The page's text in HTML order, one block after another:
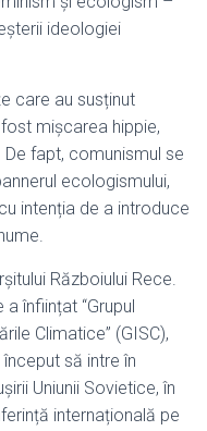
ideologiei
care au susținut
mișcarea hippie,
fapt, comunismul se
ecologismului,
intenția de a introduce
Războiului Rece.
înființat “Grupul
Climatice” (GISC),
să intre în
Uniunii Sovietice, în
internațională pe